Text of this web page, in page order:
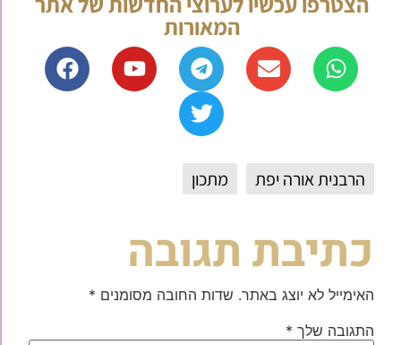
המאורות
הרבנית אורה יפת מתכון
כתיבת תגובה
האימייל לא יוצג באתר. שדות החובה מסומנים *
התגובה שלך *